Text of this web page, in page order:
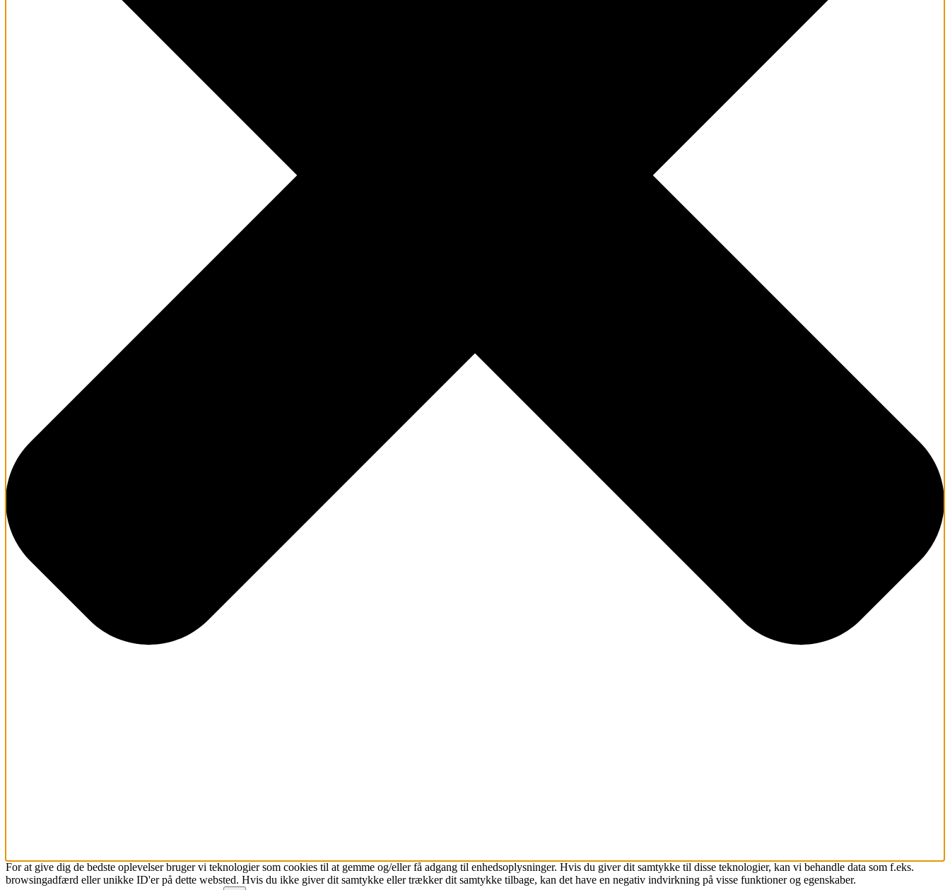
For at give dig de bedste oplevelser bruger vi teknologier som cookies til at gemme og/eller få adgang til enhedsoplysninger. Hvis du giver dit samtykke til disse teknologier, kan vi behandle data som f.eks.
browsingadfærd eller unikke ID'er på dette websted. Hvis du ikke giver dit samtykke eller trækker dit samtykke tilbage, kan det have en negativ indvirkning på visse funktioner og egenskaber.